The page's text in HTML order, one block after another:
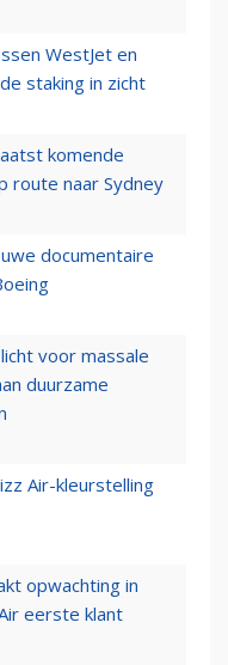
WestJet en
staking in zicht
komende
route naar Sydney
documentaire
voor massale
duurzame
Air-kleurstelling
opwachting in
eerste klant